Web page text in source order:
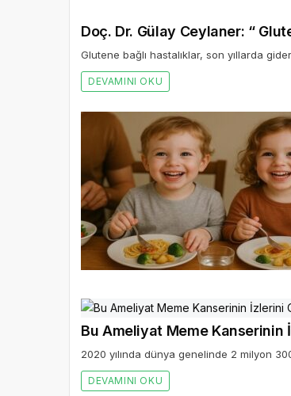
Doç. Dr. Gülay Ceylaner: “
Glutene bağlı hastalıklar, son yıllarda
DEVAMINI OKU
Bu Ameliyat Meme Kanserinin
2020 yılında dünya genelinde 2 milyon
DEVAMINI OKU